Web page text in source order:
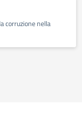
corruzione nella